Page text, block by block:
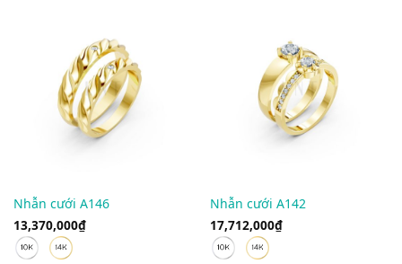
Nhẫn cưới A146
13,370,000₫
Nhẫn cưới A142
17,712,000₫